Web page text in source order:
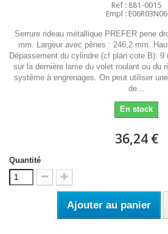
Ref : 881-0015
Empl : E06R03N06
Serrure rideau métallique PREFER pene
mm. Largeur avec pênes : 246,2 mm.
Dépassement du cylindre (cf plan cote B):
sur la dernière lame du volet roulant ou du
système à engrenages. On peut utiliser
de...
En stock
36,24 €
Quantité
Ajouter au panier